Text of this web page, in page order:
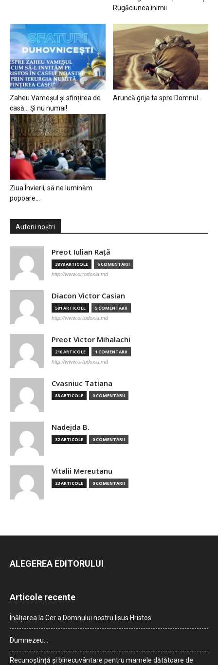
Rugăciunea inimii
Zaheu Vameșul și sfințirea de
casă… Și nu numai!
Aruncă grija ta spre Domnul…
Ziua Învierii, să ne luminăm
popoare…
Autorii noștri
Preot Iulian Raţă
3878 ARTICOLE 6 COMENTARII
http://www.ortodoxia.md
Diacon Victor Casian
581 ARTICOLE 5 COMENTARII
http://www.ortodoxia.md
Preot Victor Mihalachi
210 ARTICOLE 1 COMENTARII
http://www.ortodoxia.md
Cvasniuc Tatiana
88 ARTICOLE 0 COMENTARII
Nadejda B.
32 ARTICOLE 0 COMENTARII
Vitalii Mereutanu
23 ARTICOLE 0 COMENTARII
ALEGEREA EDITORULUI
Articole recente
Înălțarea la Cer a Domnului nostru Iisus Hristos
Dumnezeu…
Recunoștință și binecuvântare pentru mamele dătătoare de